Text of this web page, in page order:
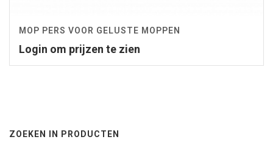
MOP PERS VOOR GELUSTE MOPPEN
Login om prijzen te zien
ZOEKEN IN PRODUCTEN